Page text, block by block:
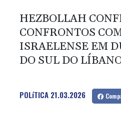
HEZBOLLAH
CONFRONTOS
ISRAELENSE EM
DO SUL DO
POLíTICA 21.03.2026